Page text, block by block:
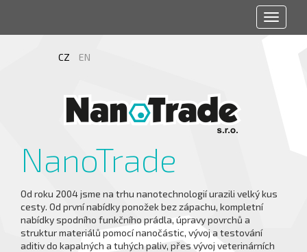
CZ EN
NanoTrade
Od roku 2004 jsme na trhu nanotechnologií urazili velký kus
cesty. Od první nabídky ponožek bez zápachu, kompletní
nabídky spodního funkčního prádla, úpravy povrchů a
struktur materiálů pomocí nanočástic, vývoj a testování
aditiv do kapalných a tuhých paliv, přes vývoj veterinárních
Toggle